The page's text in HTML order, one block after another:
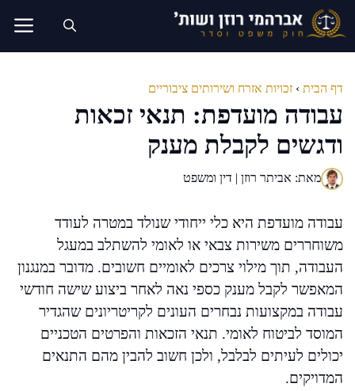
לדלג
לתוכן
דף הבית › זכויות אזרח ושירותים ציבוריים
עבודה מועדפת: תנאי זכאות
ודגשים לקבלת מענק
מאת: אביתר רוזן | דין ומשפט
עבודה מועדפת היא כלי ייחודי שנולד במטרה לעודד
משוחררים משירות צבאי או לאומי להשתלב במעגל
העבודה, תוך מילוי צרכים לאומיים חשובים. מדובר במנגנון
המאפשר לקבל מענק כספי נאה לאחר ביצוע שישה חודשי
עבודה במקצועות נבחרים העונים לקריטריונים שהגדיר
המוסד לביטוח לאומי. תנאי הזכאות והפרטים הטכניים
יכולים לעיתים לבלבל, ולכן חשוב להבין מהם התנאים
המדויקים.